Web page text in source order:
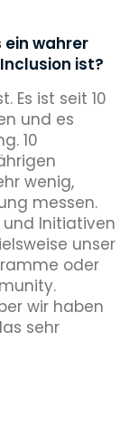
ein wahrer
ist?
Es ist seit 10
und es
10
wenig,
messen.
Initiativen
unser
oder
wir haben
sehr